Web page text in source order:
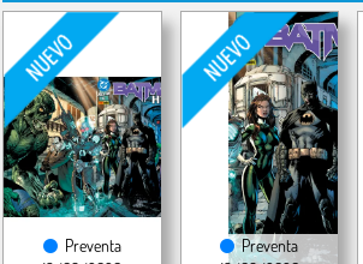
Preventa
Preventa